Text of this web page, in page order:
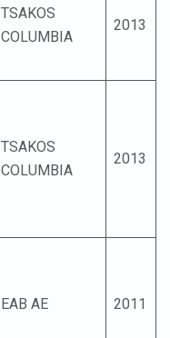
TSAKOS
COLUMBIA
2013
TSAKOS
COLUMBIA
2013
ΕΑΒ ΑΕ 2011